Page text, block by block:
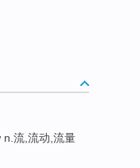
n.流,流动,流量